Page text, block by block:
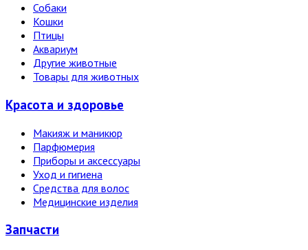
Собаки
Кошки
Птицы
Аквариум
Другие животные
Товары для животных
Красота и здоровье
Макияж и маникюр
Парфюмерия
Приборы и аксессуары
Уход и гигиена
Средства для волос
Медицинские изделия
Запчасти